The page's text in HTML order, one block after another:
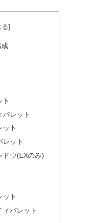
成
ト
パレット
ット
レット
ドウ(EXのみ)
ット
ィパレット